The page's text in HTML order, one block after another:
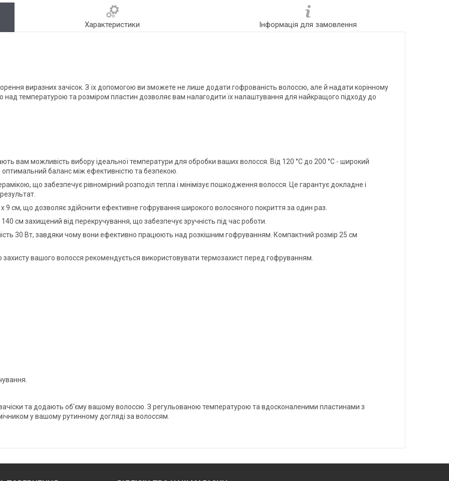
Характеристики Інформація для замовлення
виразних зачісок. З їх допомогою ви зможете не лише додати гофрованість волоссю, але й надати корінному
температурою та розміром пластин дозволяє вам налагодити їх налаштування для найкращого підходу до
вам можливість вибору ідеальної температури для обробки ваших волосся. Від 120 °C до 200 °C - широкий
баланс між ефективністю та безпекою.
що забезпечує рівномірний розподіл тепла і мінімізує пошкодження волосся. Це гарантує докладне і
9 см, що дозволяє здійснити ефективне гофрування широкого волосяного покриття за один раз.
см захищений від перекручування, що забезпечує зручність під час роботи.
30 Вт, завдяки чому вони ефективно працюють над розкішним гофруванням. Компактний розмір 25 см
вашого волосся рекомендується використовувати термозахист перед гофруванням.
та додають об'єму вашому волоссю. З регульованою температурою та вдосконаленими пластинами з
у вашому рутинному догляді за волоссям.